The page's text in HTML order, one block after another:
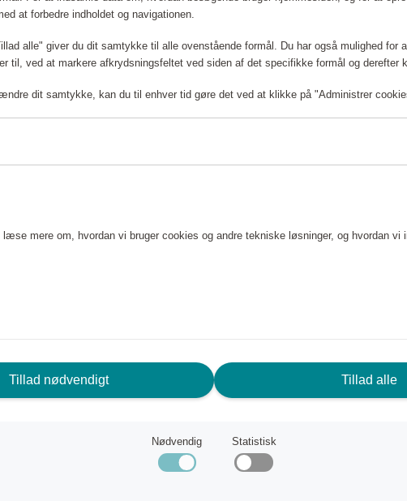
at forbedre indholdet og navigationen.
alle" giver du dit samtykke til alle ovenstående formål. Du har også mulighed for
til, ved at markere afkrydsningsfeltet ved siden af det specifikke formål og derefter
dit samtykke, kan du til enhver tid gøre det ved at klikke på "Administrer
mere om, hvordan vi bruger cookies og andre tekniske løsninger, og hvordan vi
Tillad nødvendigt Tillad alle
Nødvendig Statistisk
BRUG FOR HJÆLP? VI ER HER FOR